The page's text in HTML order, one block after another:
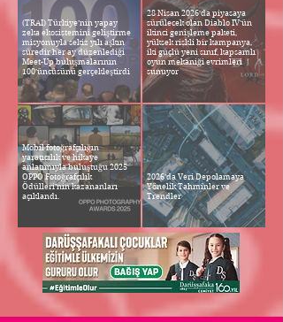
(TRAI) Türkiye’nin yapay
zeka ekosistemini geliştirme
misyonuyla sekiz yılı aşkın
süredir her ay düzenlediği
Meet-Up buluşmalarının
100’üncüsünü gerçekleştirdi
28 Nisan 2026'da piyasaya
sürülecek olan Diablo IV'ün
ikinci genişleme paketi,
yüksek riskli bir kampanya,
iki güçlü yeni sınıf, kapsamlı
oyun mekaniği evrimleri
sunuyor
Mobil fotoğrafçılığın
yaratıcılık ve hikaye
anlatımıyla buluştuğu 2025
OPPO Fotoğrafçılık
Ödülleri’nin kazananları
açıklandı.
2026’da Veri Depolamaya
Yönelik Tahminler ve
Trendler